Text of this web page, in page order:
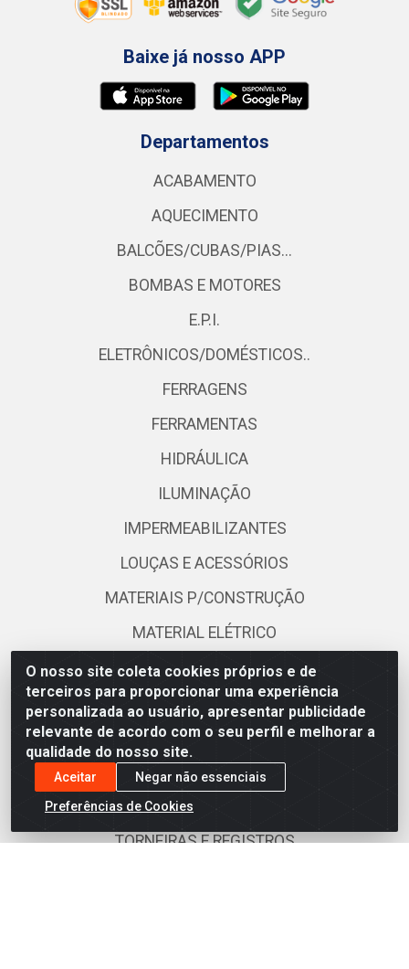
O nosso site coleta cookies próprios e de
terceiros para proporcionar uma experiência
personalizada ao usuário, apresentar publicidade
relevante de acordo com o seu perfil e melhorar a
qualidade do nosso site.
Aceitar
Negar não essenciais
Preferências de Cookies
Baixe já nosso APP
Departamentos
ACABAMENTO
AQUECIMENTO
BALCÕES/CUBAS/PIAS...
BOMBAS E MOTORES
E.P.I.
ELETRÔNICOS/DOMÉSTICOS..
FERRAGENS
FERRAMENTAS
HIDRÁULICA
ILUMINAÇÃO
IMPERMEABILIZANTES
LOUÇAS E ACESSÓRIOS
MATERIAIS P/CONSTRUÇÃO
MATERIAL ELÉTRICO
OUTROS
PISOS E REVESTIMENTOS
PORTAS E JANELAS
TELHAS
TINTAS
TORNEIRAS E REGISTROS